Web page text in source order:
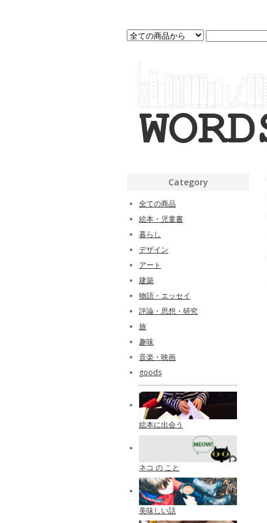
Category
全ての商品
絵本・児童書
暮らし
デザイン
アート
建築
物語・エッセイ
評論・思想・研究
旅
趣味
音楽・映画
goods
絵本に出会う
ネコ の こと
美味しい話